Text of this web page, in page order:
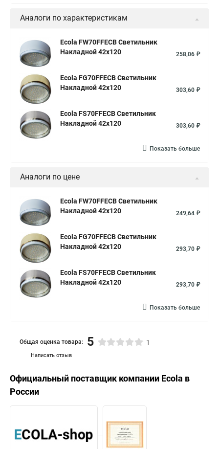
Аналоги по характеристикам
Ecola FW70FFECB Светильник
Накладной 42x120
258,06 ₽
Ecola FG70FFECB Светильник
Накладной 42x120
303,60 ₽
Ecola FS70FFECB Светильник
Накладной 42x120
303,60 ₽
Показать больше
Аналоги по цене
Ecola FW70FFECB Светильник
Накладной 42x120
249,64 ₽
Ecola FG70FFECB Светильник
Накладной 42x120
293,70 ₽
Ecola FS70FFECB Светильник
Накладной 42x120
293,70 ₽
Показать больше
Написать отзыв
Общая оценка товара: 5 1
Официальный поставщик компании Ecola в
России